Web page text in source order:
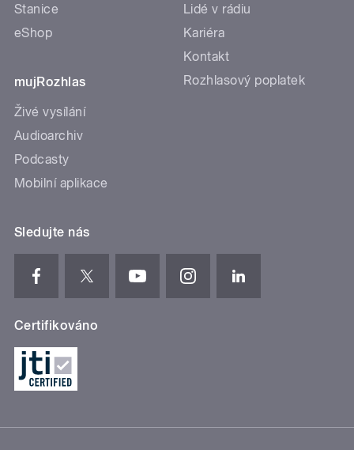
Stanice
eShop
mujRozhlas
Živé vysílání
Audioarchiv
Podcasty
Mobilní aplikace
Lidé v rádiu
Kariéra
Kontakt
Rozhlasový poplatek
Sledujte nás
Certifikováno